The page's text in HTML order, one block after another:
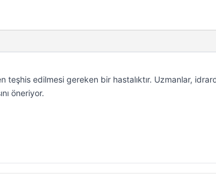
teşhis edilmesi gereken bir hastalıktır. Uzmanlar,
öneriyor.